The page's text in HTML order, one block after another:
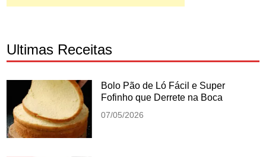
Ultimas Receitas
Bolo Pão de Ló Fácil e Super
Fofinho que Derrete na Boca
07/05/2026